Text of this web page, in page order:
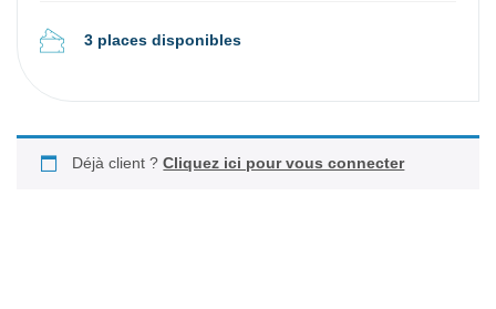
3 places disponibles
Déjà client ?Cliquez ici pour vous connecter